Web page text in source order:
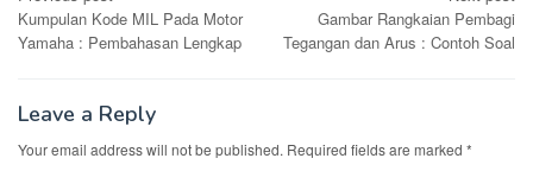
navigation
Kumpulan Kode MIL Pada Motor
Yamaha : Pembahasan Lengkap
Gambar Rangkaian Pembagi
Tegangan dan Arus : Contoh Soal
Leave a Reply
Your email address will not be published. Required fields are marked *